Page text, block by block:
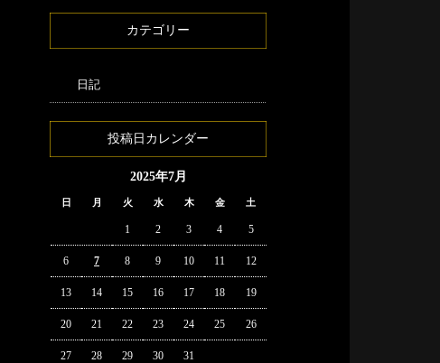
カテゴリー
日記
投稿日カレンダー
2025年7月
日 月 火 水 木 金 土
1 2 3 4 5
6 7 8 9 10 11 12
13 14 15 16 17 18 19
20 21 22 23 24 25 26
27 28 29 30 31